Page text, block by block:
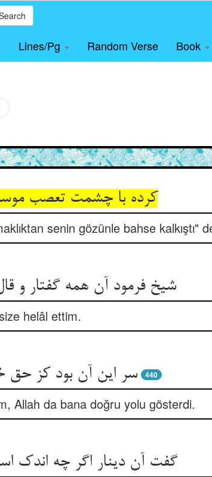
Lines/Pg Random Verse Book
کرده با چشمت تعصب
senin gözünle bahse kalkıştı"
شیخ فرمود آن همه گفتار و
helâl ettim.
سر این آن بود کز حق 440
Allah da bana doğru yolu gösterdi.
گفت آن دینار اگر چه